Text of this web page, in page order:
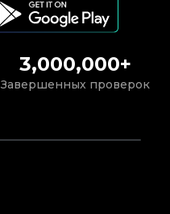
3,000,000+
Завершенных проверок